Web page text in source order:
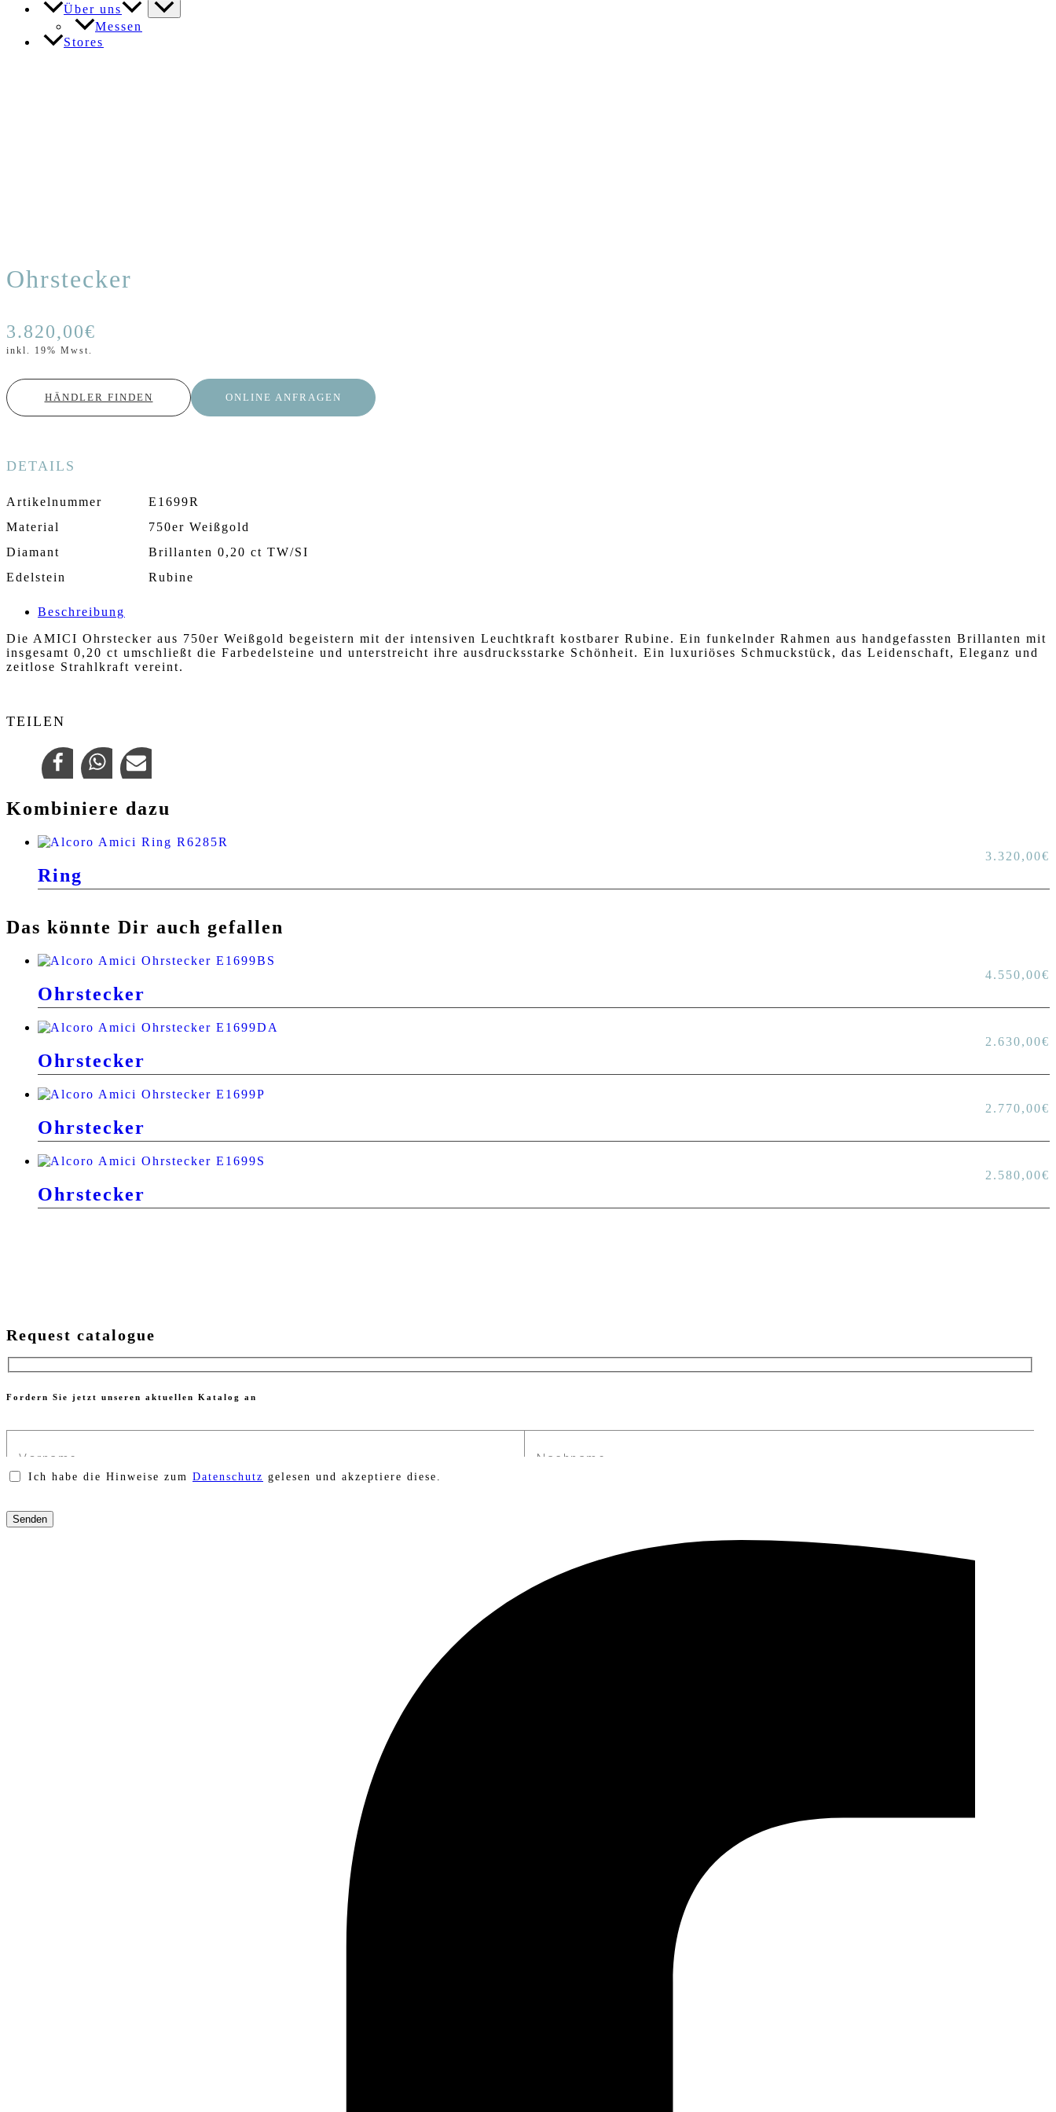
Über uns
Messen
Stores
Ohrstecker
3.820,00€
inkl. 19% Mwst.
DETAILS
Artikelnummer
E1699R
Material
750er Weißgold
Diamant
Brillanten 0,20 ct TW/SI
Edelstein
Rubine
HÄNDLER FINDEN ONLINE ANFRAGEN
Beschreibung
Die AMICI Ohrstecker aus 750er Weißgold begeistern mit der intensiven Leuchtkraft kostbarer Rubine. Ein funkelnder Rahmen aus handgefassten Brillanten mit
insgesamt 0,20 ct umschließt die Farbedelsteine und unterstreicht ihre ausdrucksstarke Schönheit. Ein luxuriöses Schmuckstück, das Leidenschaft, Eleganz und
zeitlose Strahlkraft vereint.
TEILEN
Kombiniere dazu
Ring
3.320,00€
Das könnte Dir auch gefallen
Ohrstecker
4.550,00€
Ohrstecker
2.630,00€
Ohrstecker
2.770,00€
Ohrstecker
2.580,00€
Request catalogue
Fordern Sie jetzt unseren aktuellen Katalog an
Ich habe die Hinweise zum Datenschutz gelesen und akzeptiere diese.
lasse